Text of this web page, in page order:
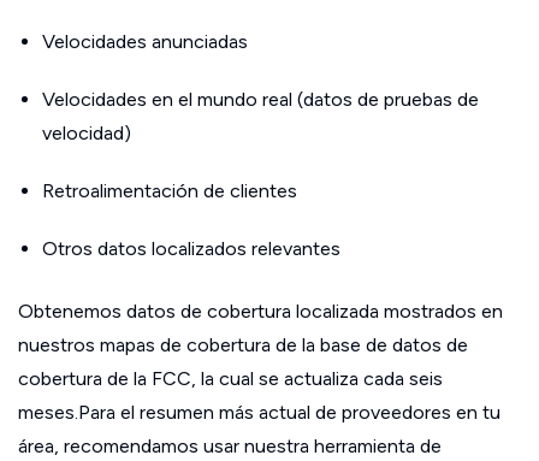
Velocidades anunciadas
Velocidades en el mundo real (datos de pruebas de
velocidad)
Retroalimentación de clientes
Otros datos localizados relevantes
Obtenemos datos de cobertura localizada mostrados en
nuestros mapas de cobertura de la base de datos de
cobertura de la FCC, la cual se actualiza cada seis
meses.Para el resumen más actual de proveedores en tu
área, recomendamos usar nuestra herramienta de